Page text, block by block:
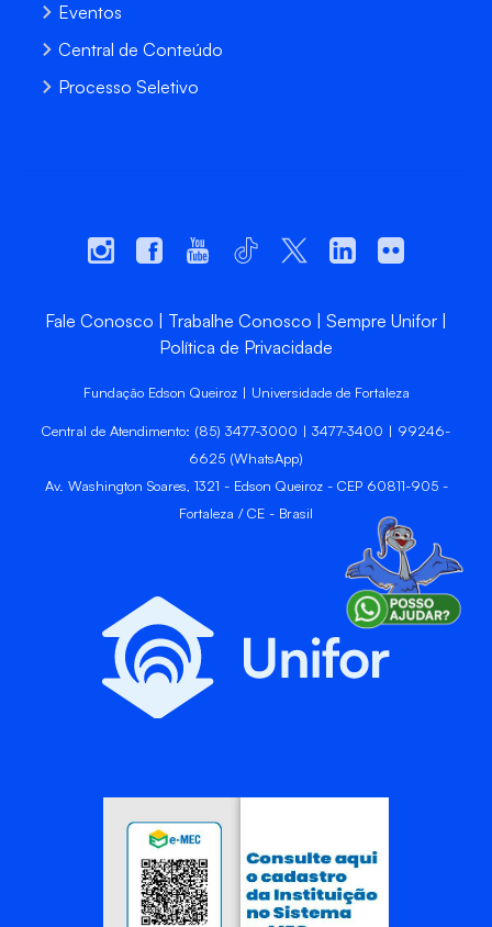
Eventos
Central de Conteúdo
Processo Seletivo
Fale Conosco Trabalhe Conosco
Sempre Unifor
Política de Privacidade
Fundação Edson Queiroz | Universidade de Fortaleza
Central de Atendimento: (85) 3477-3000 | 3477-3400 | 99246-
6625 (WhatsApp)
Av. Washington Soares, 1321 - Edson Queiroz - CEP 60811-905 -
Fortaleza / CE - Brasil